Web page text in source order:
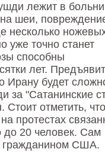
лежит в
шеи,
несколько
уже точно станет
способны
лет.
Ирану будет
за "Сатанинские
Стоит отметить,
протестах
до 20 человек. Сам
гражданином США.